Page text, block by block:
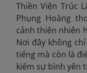
Thiền Viện Trúc
Phụng Hoàng
cảnh thiên nhiên
Nơi đây không
tiếng mà còn là
kiếm sự bình yên